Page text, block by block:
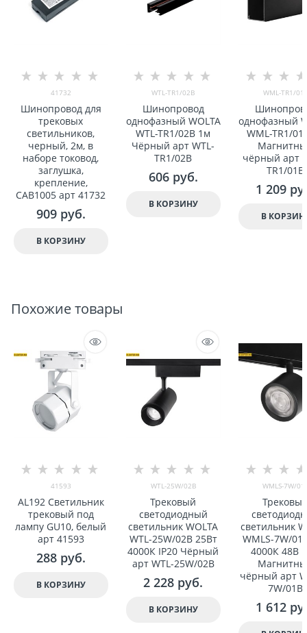
41732
Шинопровод для
трековыx
светильников,
черный, 2м, в
наборе токовод,
заглушка,
крепление,
CAB1005 арт 41732
909 руб.
В КОРЗИНУ
WTL-TR1/02B
Шинопровод
однофазный WOLTA
WTL-TR1/02B 1м
Чёрный арт WTL-
TR1/02B
606 руб.
В КОРЗИНУ
WML-TR1/
однофазный
WML-TR1/
чёрный арт
TR1/01B
1 209
В
Похожие товары
41593
AL192 Светильник
трековый под
лампу GU10, белый
арт 41593
288 руб.
В КОРЗИНУ
WTL-25W/02B
Трековый
светодиодный
светильник WOLTA
WTL-25W/02B 25Вт
4000К IP20 Чёрный
арт WTL-25W/02B
2 228 руб.
В КОРЗИНУ
WMLS-7W/
светильник
WMLS-7W/
4000К 48В
чёрный арт
7W/01B
1 612